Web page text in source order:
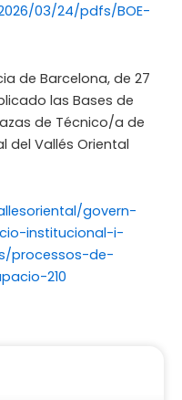
03/24/pdfs/BOE-
de Barcelona, de 27
las Bases de
de Técnico/a de
del Vallés Oriental
govern-
institucional-i-
processos-de-
210